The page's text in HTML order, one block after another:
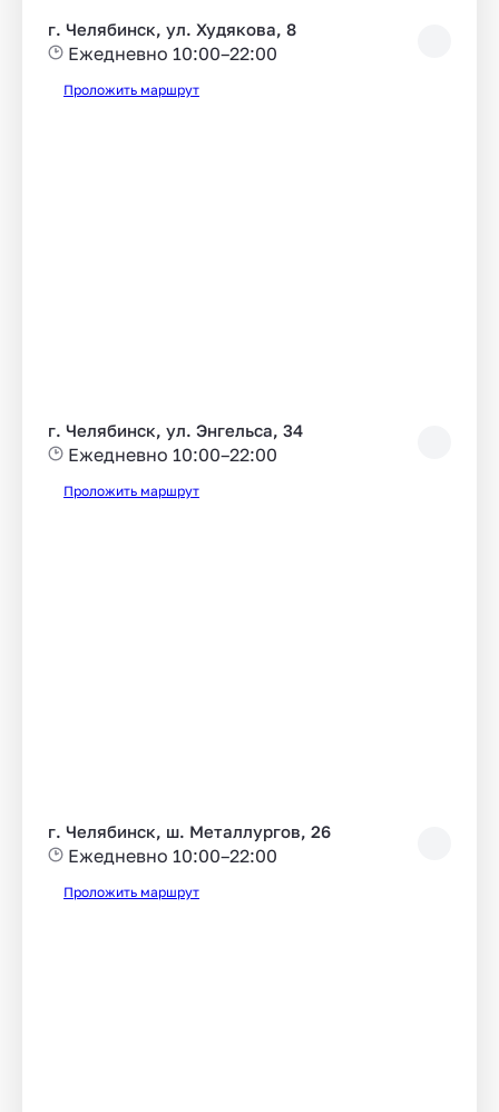
г. Челябинск, ул. Худякова, 8
Ежедневно 10:00–22:00
Проложить маршрут
г. Челябинск, ул. Энгельса, 34
Ежедневно 10:00–22:00
Проложить маршрут
г. Челябинск, ш. Металлургов, 26
Ежедневно 10:00–22:00
Проложить маршрут